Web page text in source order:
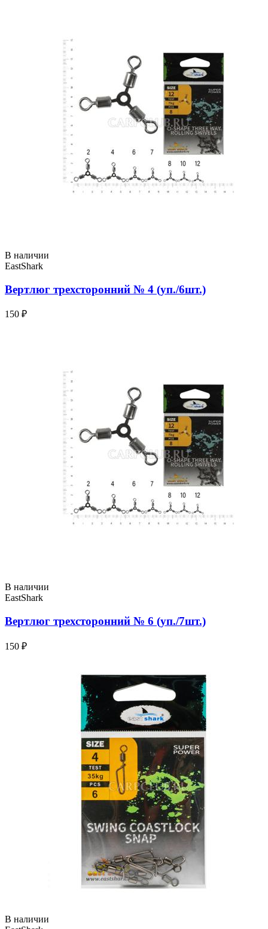
В наличии
EastShark
Вертлюг трехсторонний № 4 (уп./6шт.)
150 ₽
В наличии
EastShark
Вертлюг трехсторонний № 6 (уп./7шт.)
150 ₽
В наличии